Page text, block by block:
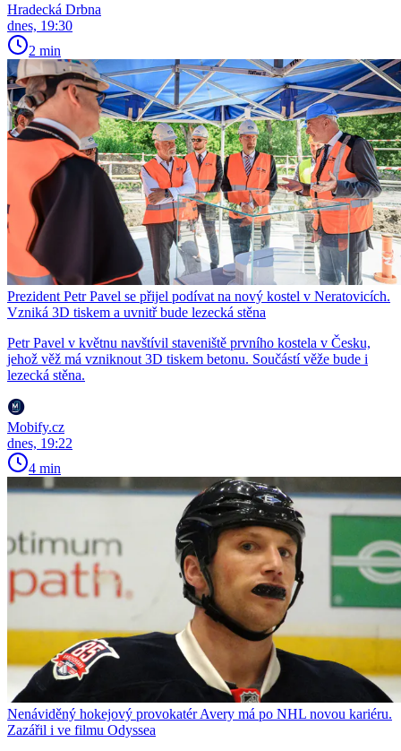
Hradecká Drbna
dnes, 19:30
2 min
Prezident Petr Pavel se přijel podívat na nový kostel v Neratovicích.
Vzniká 3D tiskem a uvnitř bude lezecká stěna
Petr Pavel v květnu navštívil staveniště prvního kostela v Česku,
jehož věž má vzniknout 3D tiskem betonu. Součástí věže bude i
lezecká stěna.
Mobify.cz
dnes, 19:22
4 min
Nenáviděný hokejový provokatér Avery má po NHL novou kariéru.
Zazářil i ve filmu Odyssea